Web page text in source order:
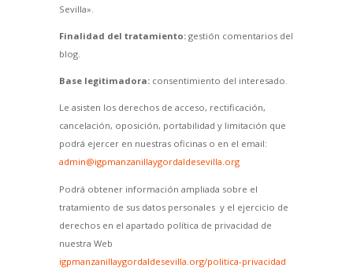
Sevilla».
Finalidad del tratamiento:gestión comentarios del
blog.
Base legitimadora:consentimiento del interesado.
Le asisten los derechos de acceso, rectificación,
cancelación, oposición, portabilidad y limitación que
podrá ejercer en nuestras oficinas o en el email:
admin@igpmanzanillaygordaldesevilla.org
Podrá obtener información ampliada sobre el
tratamiento de sus datos personales y el ejercicio de
derechos en el apartado política de privacidad de
nuestra Web
igpmanzanillaygordaldesevilla.org/politica-privacidad